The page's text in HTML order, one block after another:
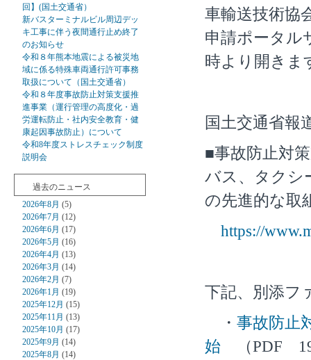
回】(国土交通省）
新バスターミナルビル周辺デッ
キ工事に伴う夜間通行止め終了
のお知らせ
令和８年熊本地震による被災地
域に係る特殊車両通行許可事務
取扱について（国土交通省）
令和８年度事故防止対策支援推
進事業（運行管理の高度化・過
労運転防止・社内安全教育・健
康起因事故防止）について
令和8年度ストレスチェック制度
説明会
過去のニュース
2026年8月 (5)
2026年7月 (12)
2026年6月 (17)
2026年5月 (16)
2026年4月 (13)
2026年3月 (14)
2026年2月 (7)
2026年1月 (19)
2025年12月 (15)
2025年11月 (13)
2025年10月 (17)
2025年9月 (14)
2025年8月 (14)
車輸送技術協
申請ポータ
時より開きま
国土交通省報
■事故防止対
バス、タクシ
の先進的な取
https://
下記、別添フ
・ 事故防止
始 （PDF